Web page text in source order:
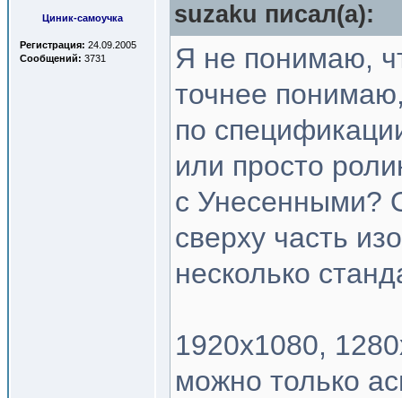
Циник-самоучка
Регистрация: 24.09.2005
Сообщений: 3731
suzaku писал(a):
Я не понимаю,
точнее
по
или просто
с Унесенными?
сверху часть
несколько
1920x1080,
можно только